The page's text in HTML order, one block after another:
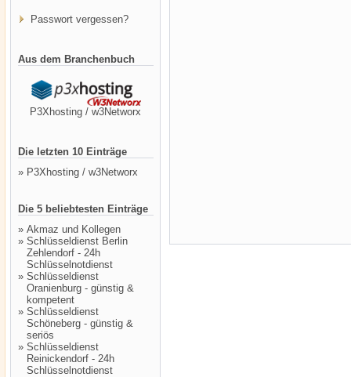
Passwort vergessen?
Aus dem Branchenbuch
P3Xhosting / w3Networx
Die letzten 10 Einträge
» P3Xhosting / w3Networx
Die 5 beliebtesten Einträge
» Akmaz und Kollegen
» Schlüsseldienst Berlin
Zehlendorf - 24h
Schlüsselnotdienst
» Schlüsseldienst
Oranienburg - günstig &
kompetent
» Schlüsseldienst
Schöneberg - günstig &
seriös
» Schlüsseldienst
Reinickendorf - 24h
Schlüsselnotdienst